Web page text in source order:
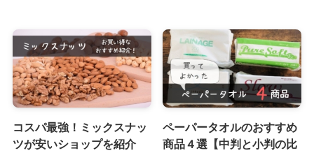
コスパ最強！ミックスナッ
ツが安いショップを紹介
ペーパータオルのおすすめ
商品４選【中判と小判の比